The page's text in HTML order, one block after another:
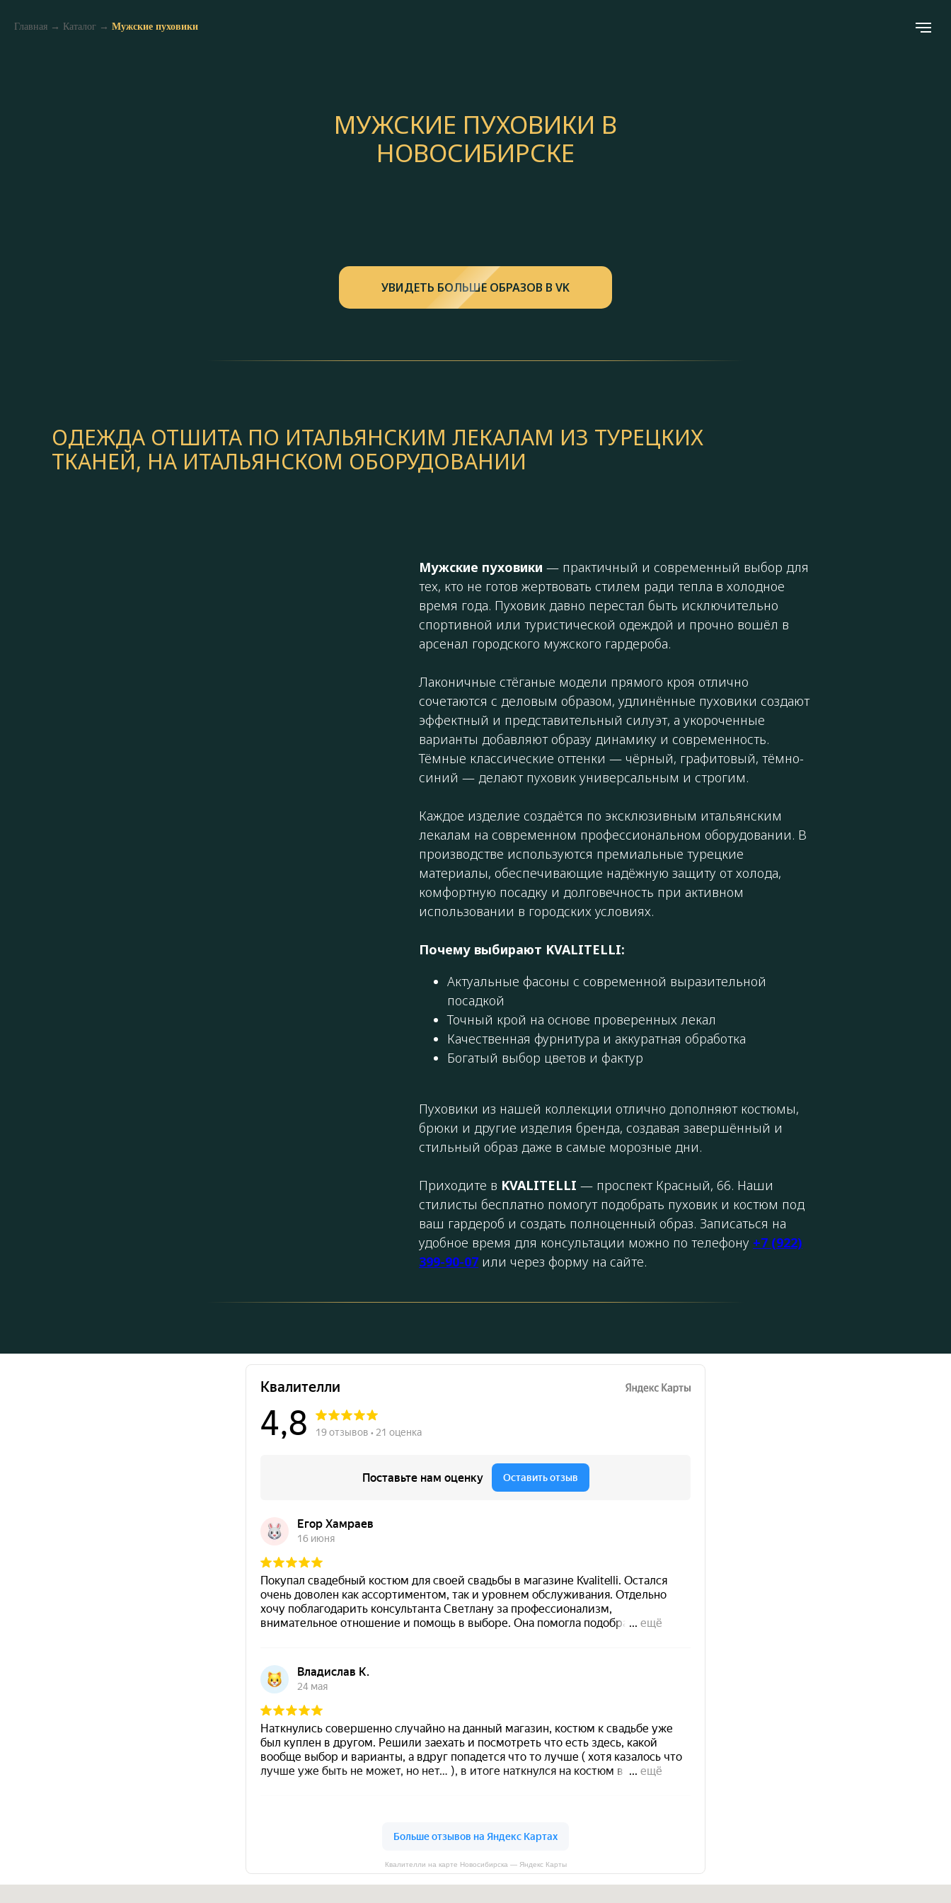
Главная → Каталог → Мужские пуховики
МУЖСКИЕ ПУХОВИКИ В
НОВОСИБИРСКЕ
УВИДЕТЬ БОЛЬШЕ ОБРАЗОВ В VK
ОДЕЖДА ОТШИТА ПО ИТАЛЬЯНСКИМ ЛЕКАЛАМ ИЗ ТУРЕЦКИХ
ТКАНЕЙ, НА ИТАЛЬЯНСКОМ ОБОРУДОВАНИИ
Мужские пуховики — практичный и современный выбор для
тех, кто не готов жертвовать стилем ради тепла в холодное
время года. Пуховик давно перестал быть исключительно
спортивной или туристической одеждой и прочно вошёл в
арсенал городского мужского гардероба.
Лаконичные стёганые модели прямого кроя отлично
сочетаются с деловым образом, удлинённые пуховики создают
эффектный и представительный силуэт, а укороченные
варианты добавляют образу динамику и современность.
Тёмные классические оттенки — чёрный, графитовый, тёмно-
синий — делают пуховик универсальным и строгим.
Каждое изделие создаётся по эксклюзивным итальянским
лекалам на современном профессиональном оборудовании. В
производстве используются премиальные турецкие
материалы, обеспечивающие надёжную защиту от холода,
комфортную посадку и долговечность при активном
использовании в городских условиях.
Почему выбирают KVALITELLI:
Актуальные фасоны с современной выразительной
посадкой
Точный крой на основе проверенных лекал
Качественная фурнитура и аккуратная обработка
Богатый выбор цветов и фактур
Пуховики из нашей коллекции отлично дополняют костюмы,
брюки и другие изделия бренда, создавая завершённый и
стильный образ даже в самые морозные дни.
Приходите в KVALITELLI — проспект Красный, 66. Наши
стилисты бесплатно помогут подобрать пуховик и костюм под
ваш гардероб и создать полноценный образ. Записаться на
удобное время для консультации можно по телефону +7 (922)
399-90-07 или через форму на сайте.
Квалителли на карте Новосибирска — Яндекс Карты